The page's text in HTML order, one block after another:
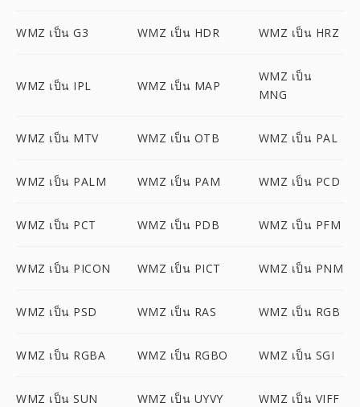
WMZ เป็น G3 WMZ เป็น HDR WMZ เป็น HRZ
WMZ เป็น IPL WMZ เป็น MAP
WMZ เป็น
MNG
WMZ เป็น MTV WMZ เป็น OTB WMZ เป็น PAL
WMZ เป็น PALM WMZ เป็น PAM WMZ เป็น PCD
WMZ เป็น PCT WMZ เป็น PDB WMZ เป็น PFM
WMZ เป็น PICON WMZ เป็น PICT WMZ เป็น PNM
WMZ เป็น PSD WMZ เป็น RAS WMZ เป็น RGB
WMZ เป็น RGBA WMZ เป็น RGBO WMZ เป็น SGI
WMZ เป็น SUN WMZ เป็น UYVY WMZ เป็น VIFF